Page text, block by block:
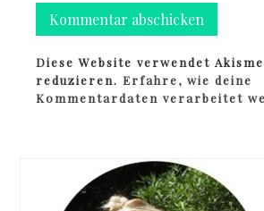
Diese Website verwendet
reduzieren.Erfahre, wie deine
Kommentardaten verarbeitet